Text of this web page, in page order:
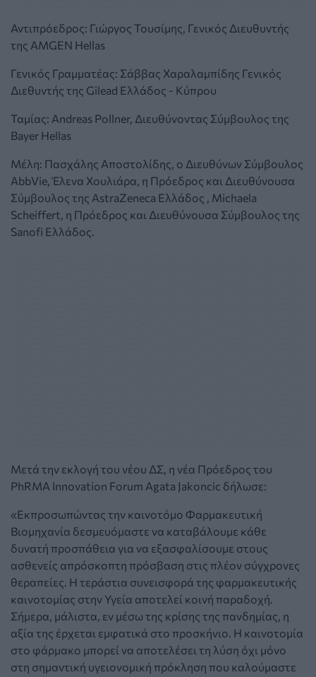
Αντιπρόεδρος: Γιώργος Τουσίμης, Γενικός Διευθυντής
της AMGEN Hellas
Γενικός Γραμματέας: Σάββας Χαραλαμπίδης Γενικός
Διεθυντής της Gilead Ελλάδος - Κύπρου
Ταμίας: Andreas Pollner, Διευθύνοντας Σύμβουλος της
Bayer Hellas
Μέλη: Πασχάλης Αποστολίδης, ο Διευθύνων Σύμβουλος
AbbVie, Έλενα Χουλιάρα, η Πρόεδρος και Διευθύνουσα
Σύμβουλος της AstraZeneca Ελλάδος , Michaela
Scheiffert, η Πρόεδρος και Διευθύνουσα Σύμβουλος της
Sanofi Ελλάδος.
Μετά την εκλογή του νέου ΔΣ, η νέα Πρόεδρος του
PhRMA Innovation Forum Agata Jakoncic δήλωσε:
«Εκπροσωπώντας την καινοτόμο Φαρμακευτική
Βιομηχανία δεσμευόμαστε να καταβάλουμε κάθε
δυνατή προσπάθεια για να εξασφαλίσουμε στους
ασθενείς απρόσκοπτη πρόσβαση στις πλέον σύγχρονες
θεραπείες. Η τεράστια συνεισφορά της φαρμακευτικής
καινοτομίας στην Υγεία αποτελεί κοινή παραδοχή.
Σήμερα, μάλιστα, εν μέσω της κρίσης της πανδημίας, η
αξία της έρχεται εμφατικά στο προσκήνιο. Η καινοτομία
στο φάρμακο μπορεί να αποτελέσει τη λύση όχι μόνο
στη σημαντική υγειονομική πρόκληση που καλούμαστε